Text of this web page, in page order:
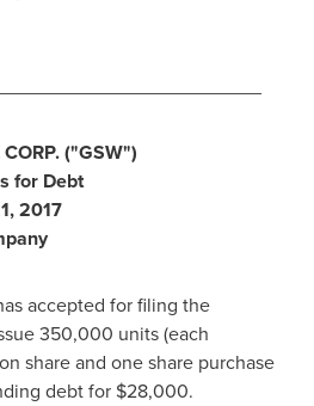
("GSW")
for Debt
2017
accepted for filing the
350,000 units (each
share and one share purchase
debt for $28,000.